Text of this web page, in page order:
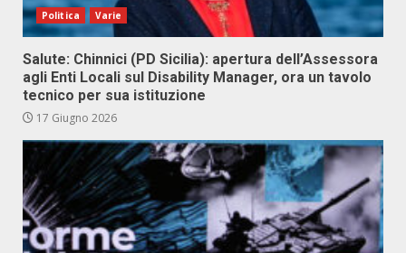
Politica Varie
Salute: Chinnici (PD Sicilia): apertura dell’Assessora
agli Enti Locali sul Disability Manager, ora un tavolo
tecnico per sua istituzione
17 Giugno 2026